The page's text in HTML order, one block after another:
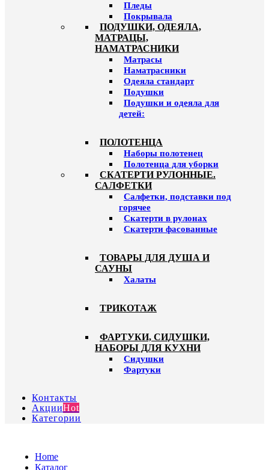
Пледы
Покрывала
ПОДУШКИ, ОДЕЯЛА,
МАТРАЦЫ,
НАМАТРАСНИКИ
Матрасы
Наматрасники
Одеяла стандарт
Подушки
Подушки и одеяла для
детей:
ПОЛОТЕНЦА
Наборы полотенец
Полотенца для уборки
СКАТЕРТИ РУЛОННЫЕ.
САЛФЕТКИ
Салфетки, подставки под
горячее
Скатерти в рулонах
Скатерти фасованные
ТОВАРЫ ДЛЯ ДУША И
САУНЫ
Халаты
ТРИКОТАЖ
ФАРТУКИ, СИДУШКИ,
НАБОРЫ ДЛЯ КУХНИ
Сидушки
Фартуки
Контакты
АкцииHot
Категории
Home
Каталог